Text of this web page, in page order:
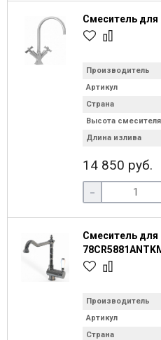
Смеситель для
Производитель
Артикул
Страна
Высота смесителя
Длина излива
14 850 руб.
-
Смеситель для
Производитель
Артикул
Страна